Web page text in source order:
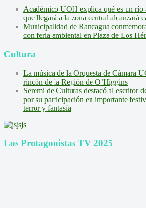
Académico UOH explica qué es un río
que llegará a la zona central alcanzará
Municipalidad de Rancagua
con feria ambiental en Plaza de Los
Cultura
La música de la Orquesta de Cámara
rincón de la Región de O’Higgins
Seremi de Culturas destacó al escritor
por su participación en importante
terror y fantasía
Los Protagonistas TV 2025